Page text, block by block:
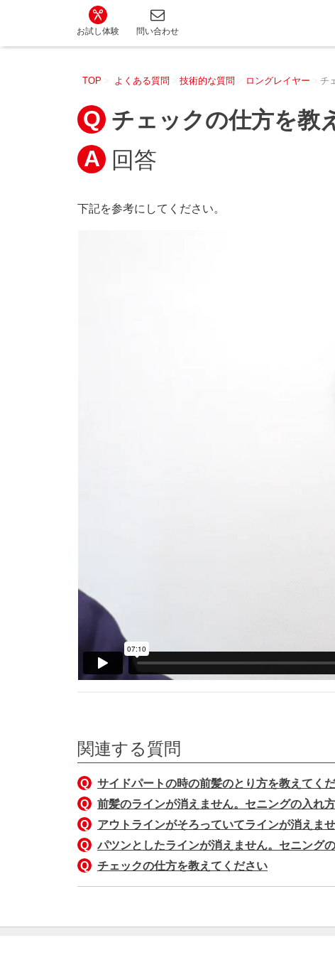
カット講習・カットスクール 日本カットアカデミ
お試し体験 問い合わせ
TOP よくある質問 技術的な質問 ロングレイヤー チ
チェックの仕方を教
回答
下記を参考にしてください。
関連する質問
サイドパートの時の前髪のとり方を教えてく
前髪のラインが消えません。セニングの入れ
アウトラインがそろっていてラインが消えま
パツンとしたラインが消えません。セニング
チェックの仕方を教えてください